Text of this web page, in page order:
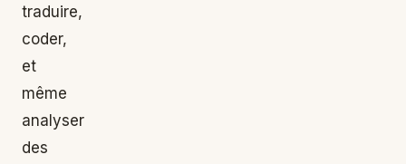
traduire,
coder,
et
même
analyser
des